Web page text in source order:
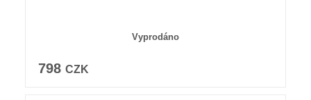
Vyprodáno
798 CZK